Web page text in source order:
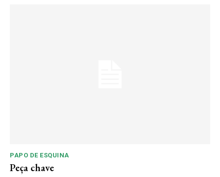
PAPO DE ESQUINA
Peça chave